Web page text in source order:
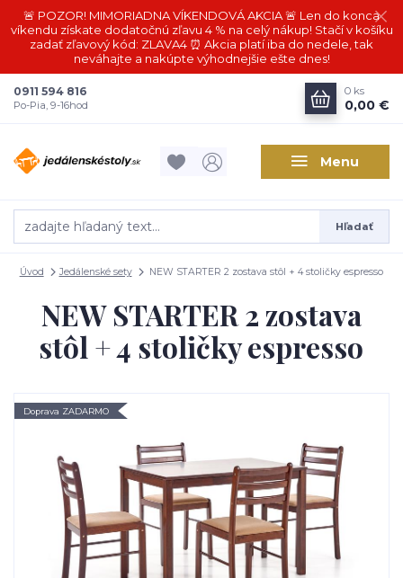
🚨 POZOR! MIMORIADNA VÍKENDOVÁ AKCIA 🚨 Len do konca
víkendu získate dodatočnú zľavu 4 % na celý nákup! Stačí v košíku
zadať zľavový kód: ZLAVA4 ⏰ Akcia platí iba do nedele, tak
neváhajte a nakúpte výhodnejšie ešte dnes!
Menu
Hľadať
0911 594 816
Po-Pia, 9-16hod
0 ks
0,00 €
Úvod Jedálenské sety NEW STARTER 2 zostava stôl + 4 stoličky espresso
NEW STARTER 2 zostava
stôl + 4 stoličky espresso
Doprava ZADARMO